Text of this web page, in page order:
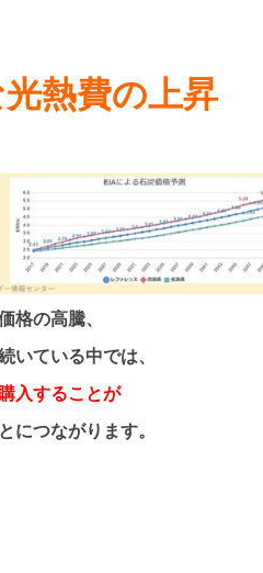
熱費の上昇
格の高騰、
いている中では、
入することが
につながります。